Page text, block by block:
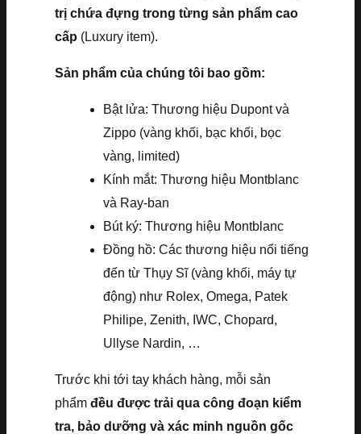
trị chứa đựng trong từng sản phẩm cao
cấp (Luxury item).
Sản phẩm của chúng tôi bao gồm:
Bật lửa: Thương hiệu Dupont và
Zippo (vàng khối, bạc khối, bọc
vàng, limited)
Kính mắt: Thương hiệu Montblanc
và Ray-ban
Bút ký: Thương hiệu Montblanc
Đồng hồ: Các thương hiệu nổi tiếng
đến từ Thụy Sĩ (vàng khối, máy tự
động) như Rolex, Omega, Patek
Philipe, Zenith, IWC, Chopard,
Ullyse Nardin, …
Trước khi tới tay khách hàng, mỗi sản
phẩm đều được trải qua công đoạn kiểm
tra, bảo dưỡng và xác minh nguồn gốc